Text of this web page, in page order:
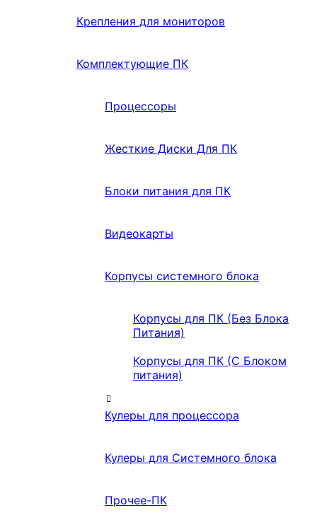
Крепления для мониторов
Комплектующие ПК
Процессоры
Жесткие Диски Для ПК
Блоки питания для ПК
Видеокарты
Корпусы системного блока
Корпусы для ПК (Без Блока
Питания)
Корпусы для ПК (С Блоком
питания)
Кулеры для процессора
Кулеры для Системного блока
Прочее-ПК